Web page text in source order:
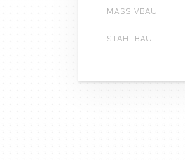
MASSIVBAU
STAHLBAU